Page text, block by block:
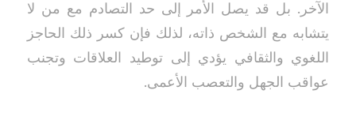
الآخر. بل قد يصل الأمر إلى حد التصادم مع من لا
يتشابه مع الشخص ذاته، لذلك فإن كسر ذلك الحاجز
اللغوي والثقافي يؤدي إلى توطيد العلاقات وتجنب
عواقب الجهل والتعصب الأعمى.